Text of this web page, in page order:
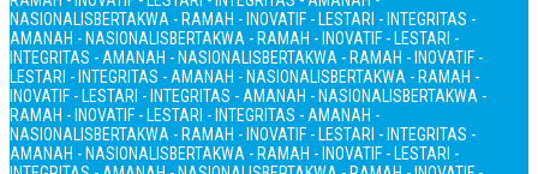
NASIONALISBERTAKWA - RAMAH - INOVATIF - LESTARI - INTEGRITAS -
AMANAH - NASIONALISBERTAKWA - RAMAH - INOVATIF - LESTARI -
INTEGRITAS - AMANAH - NASIONALISBERTAKWA - RAMAH - INOVATIF -
LESTARI - INTEGRITAS - AMANAH - NASIONALISBERTAKWA - RAMAH -
INOVATIF - LESTARI - INTEGRITAS - AMANAH - NASIONALISBERTAKWA -
RAMAH - INOVATIF - LESTARI - INTEGRITAS - AMANAH -
NASIONALISBERTAKWA - RAMAH - INOVATIF - LESTARI - INTEGRITAS -
AMANAH - NASIONALISBERTAKWA - RAMAH - INOVATIF - LESTARI -